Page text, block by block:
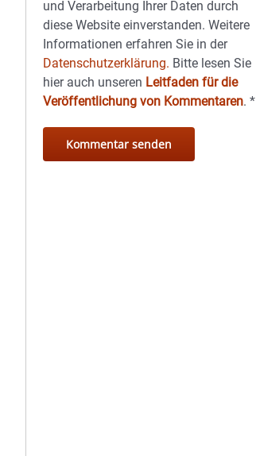
und Verarbeitung Ihrer Daten durch
diese Website einverstanden. Weitere
Informationen erfahren Sie in der
Datenschutzerklärung. Bitte lesen Sie
hier auch unseren Leitfaden für die
Veröffentlichung von Kommentaren.*